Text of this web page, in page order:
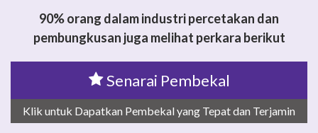
90% orang dalam industri percetakan dan
pembungkusan juga melihat perkara berikut
Senarai Pembekal
Klik untuk Dapatkan Pembekal yang Tepat dan Terjamin